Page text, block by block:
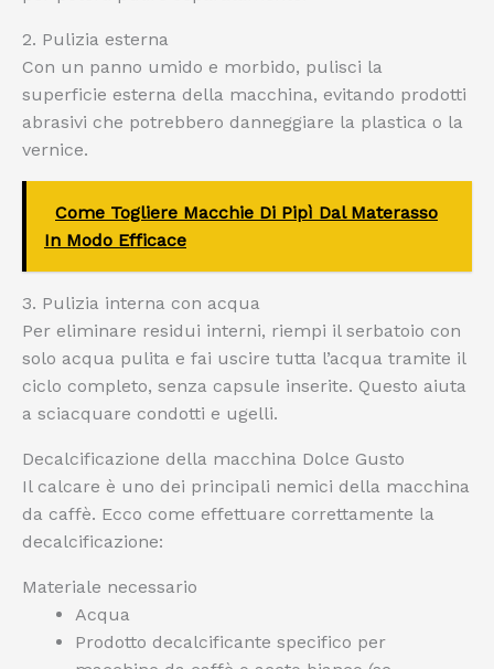
2. Pulizia esterna
Con un panno umido e morbido, pulisci la
superficie esterna della macchina, evitando prodotti
abrasivi che potrebbero danneggiare la plastica o la
vernice.
Come Togliere Macchie Di Pipì Dal Materasso
In Modo Efficace
3. Pulizia interna con acqua
Per eliminare residui interni, riempi il serbatoio con
solo acqua pulita e fai uscire tutta l’acqua tramite il
ciclo completo, senza capsule inserite. Questo aiuta
a sciacquare condotti e ugelli.
Decalcificazione della macchina Dolce Gusto
Il calcare è uno dei principali nemici della macchina
da caffè. Ecco come effettuare correttamente la
decalcificazione:
Materiale necessario
Acqua
Prodotto decalcificante specifico per